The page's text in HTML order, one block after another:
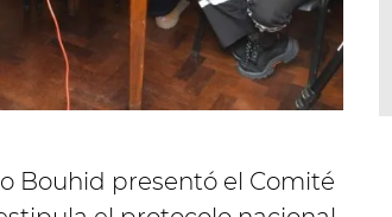
Bouhid presentó el Comité